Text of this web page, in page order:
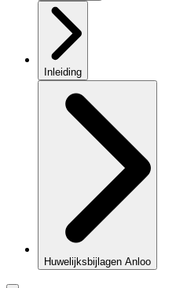
Inleiding
Huwelijksbijlagen Anloo